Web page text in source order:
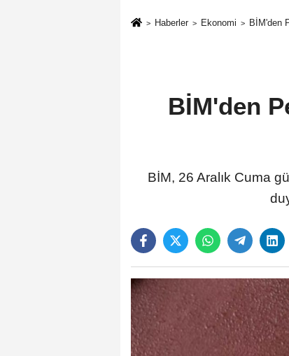
Haberler Ekonomi BİM'den
BİM'den
BİM, 26 Aralık Cuma